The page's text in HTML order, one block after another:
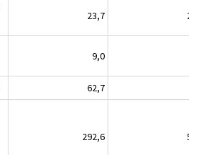
23,7 23,1
9,0
62,7
292,6 52,1